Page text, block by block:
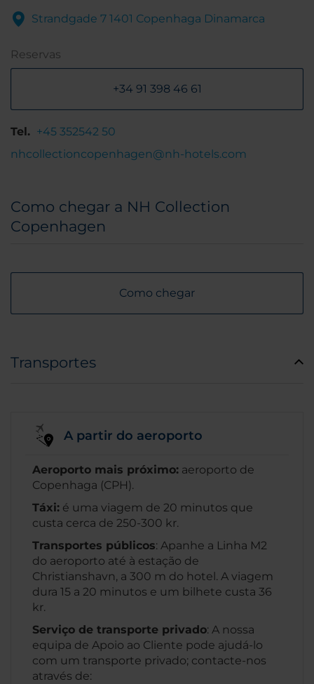
Strandgade 7 1401 Copenhaga Dinamarca
Reservas
+34 91 398 46 61
Tel. +45 352542 50
nhcollectioncopenhagen@nh-hotels.com
Como chegar a NH Collection
Copenhagen
Como chegar
Transportes
A partir do aeroporto
Aeroporto mais próximo: aeroporto de
Copenhaga (CPH).
Táxi: é uma viagem de 20 minutos que
custa cerca de 250-300 kr.
Transportes públicos: Apanhe a Linha M2
do aeroporto até à estação de
Christianshavn, a 300 m do hotel. A viagem
dura 15 a 20 minutos e um bilhete custa 36
kr.
Serviço de transporte privado: A nossa
equipa de Apoio ao Cliente pode ajudá-lo
com um transporte privado; contacte-nos
através de: